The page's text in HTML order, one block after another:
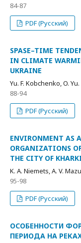
84-87
PDF (Русский)
SPASE–TIME
IN CLIMATE
UKRAINE
Yu. F. Kobchenko, O.
88-94
PDF (Русский)
ENVIRONMENT AS
ORGANIZATIONS
THE CITY OF
K. A. Niemets, A. V.
95-98
PDF (Русский)
ОСОБЕННОСТИ
ПЕРИОДА НА